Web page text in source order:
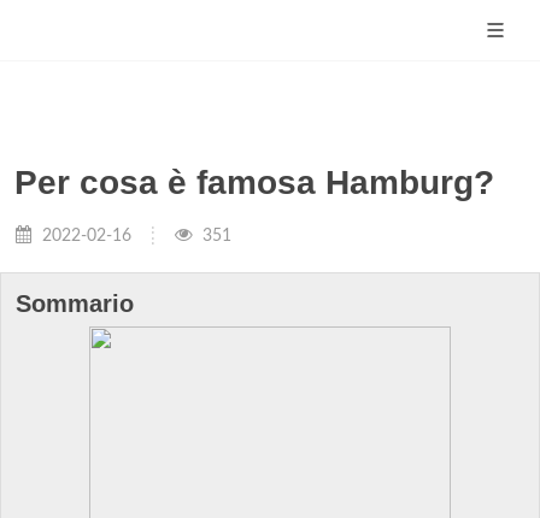
Per cosa è famosa Hamburg?
2022-02-16 351
Sommario